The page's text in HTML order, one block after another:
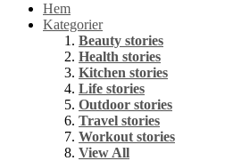
Hem
Kategorier
Beauty stories
Health stories
Kitchen stories
Life stories
Outdoor stories
Travel stories
Workout stories
View All